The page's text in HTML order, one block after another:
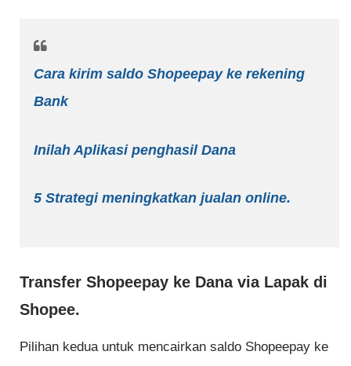
Cara kirim saldo Shopeepay ke rekening
Bank
Inilah Aplikasi penghasil Dana
5 Strategi meningkatkan jualan online.
Transfer Shopeepay ke Dana via Lapak di
Shopee.
Pilihan kedua untuk mencairkan saldo Shopeepay ke